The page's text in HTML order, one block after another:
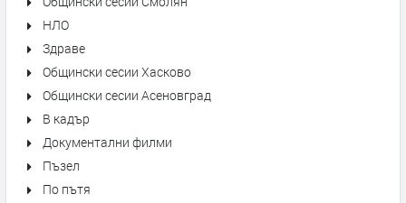
НЛО
Здраве
Общински сесии Хасково
Общински сесии Асеновград
В кадър
Документални филми
Пъзел
По пътя